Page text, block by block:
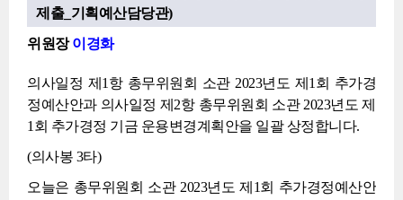
제출_기획예산담당관)
위원장이경화
의사일정 제1항 총무위원회 소관 2023년도 제1회 추가경
정예산안과 의사일정 제2항 총무위원회 소관 2023년도 제
1회 추가경정 기금 운용변경계획안을 일괄 상정합니다.
(의사봉 3타)
오늘은 총무위원회 소관 2023년도 제1회 추가경정예산안